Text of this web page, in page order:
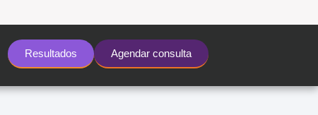
Resultados Agendar consulta